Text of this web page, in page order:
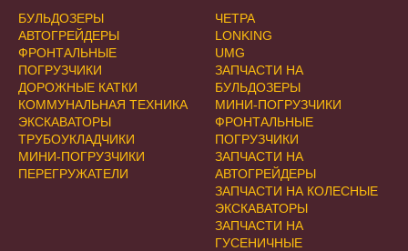
БУЛЬДОЗЕРЫ
АВТОГРЕЙДЕРЫ
ФРОНТАЛЬНЫЕ
ПОГРУЗЧИКИ
ДОРОЖНЫЕ КАТКИ
КОММУНАЛЬНАЯ ТЕХНИКА
ЭКСКАВАТОРЫ
ТРУБОУКЛАДЧИКИ
МИНИ-ПОГРУЗЧИКИ
ПЕРЕГРУЖАТЕЛИ
ЧЕТРА
LONKING
UMG
ЗАПЧАСТИ НА
БУЛЬДОЗЕРЫ
МИНИ-ПОГРУЗЧИКИ
ФРОНТАЛЬНЫЕ
ПОГРУЗЧИКИ
ЗАПЧАСТИ НА
АВТОГРЕЙДЕРЫ
ЗАПЧАСТИ НА КОЛЕСНЫЕ
ЭКСКАВАТОРЫ
ЗАПЧАСТИ НА
ГУСЕНИЧНЫЕ